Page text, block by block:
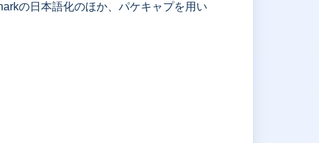
の日本語化のほか、パケキャプを用い